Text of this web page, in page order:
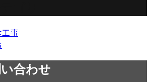
事
合わせ